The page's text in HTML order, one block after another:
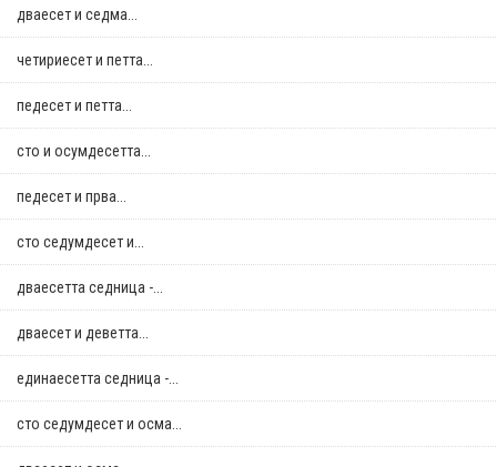
дваесет и седма...
четириесет и петта...
педесет и петта...
сто и осумдесетта...
педесет и прва...
сто седумдесет и...
дваесетта седница -...
дваесет и деветта...
единаесетта седница -...
сто седумдесет и осма...